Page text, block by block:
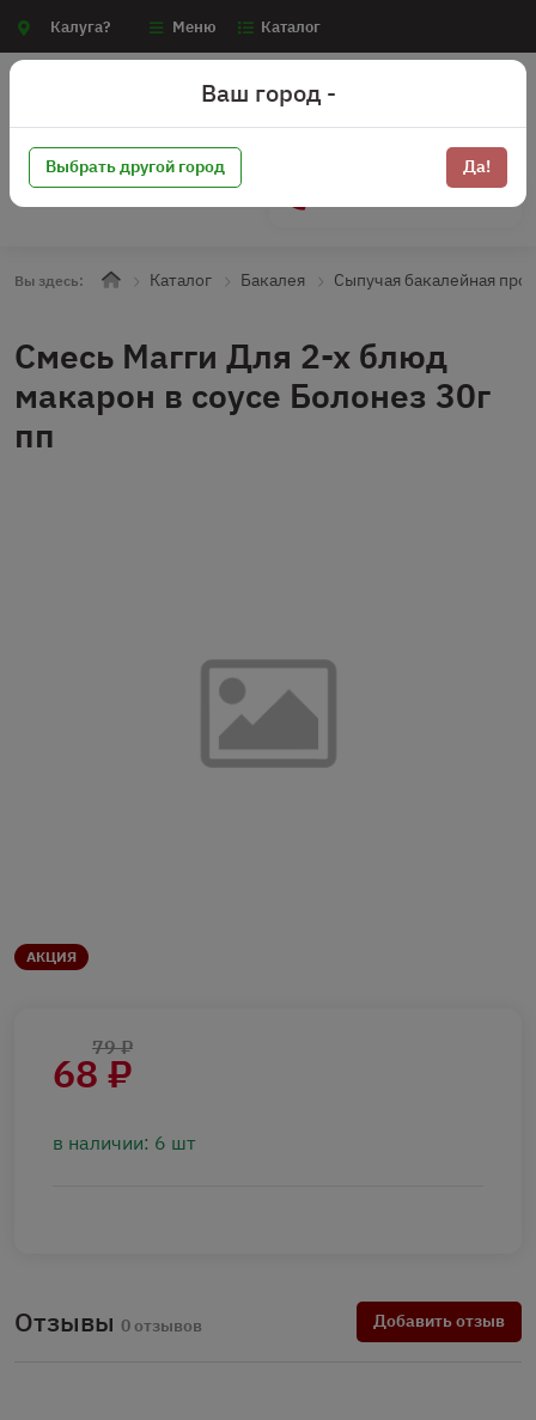
Калуга? Меню Каталог
Вы здесь: Каталог Бакалея Сыпучая бакалейная
Смесь Магги Для 2-х блюд
макарон в соусе Болонез 30г
пп
АКЦИЯ
68 ₽
79 ₽
в наличии: 6 шт
Отзывы 0 отзывов Добавить отзыв
Ваш город -
Выбрать другой город Да!